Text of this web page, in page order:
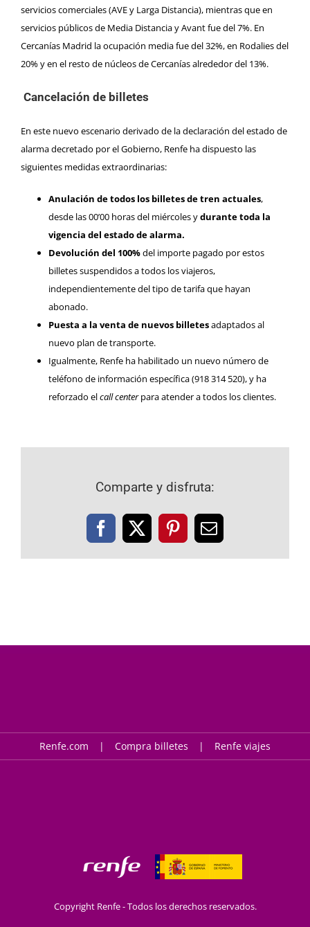
servicios comerciales (AVE y Larga Distancia), mientras que en
servicios públicos de Media Distancia y Avant fue del 7%. En
Cercanías Madrid la ocupación media fue del 32%, en Rodalies del
20% y en el resto de núcleos de Cercanías alrededor del 13%.
Cancelación de billetes
En este nuevo escenario derivado de la declaración del estado de
alarma decretado por el Gobierno, Renfe ha dispuesto las
siguientes medidas extraordinarias:
Anulación de todos los billetes de tren actuales,
desde las 00’00 horas del miércoles ydurante toda la
vigencia del estado de alarma.
Devolución del 100%del importe pagado por estos
billetes suspendidos a todos los viajeros,
independientemente del tipo de tarifa que hayan
abonado.
Puesta a la venta de nuevos billetesadaptados al
nuevo plan de transporte.
Igualmente, Renfe ha habilitado un nuevo número de
teléfono de información específica (918 314 520), y ha
reforzado elcall centerpara atender a todos los clientes.
Comparte y disfruta:
Facebook
X PinterestCorreo
Renfe.com Compra billetes Renfe viajes
Copyright Renfe - Todos los derechos reservados.